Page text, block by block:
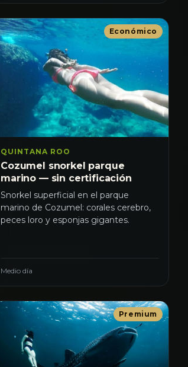
Económico
QUINTANA ROO
Cozumel snorkel parque
marino — sin certificación
Snorkel superficial en el parque
marino de Cozumel: corales cerebro,
peces loro y esponjas gigantes.
Medio día
Premium